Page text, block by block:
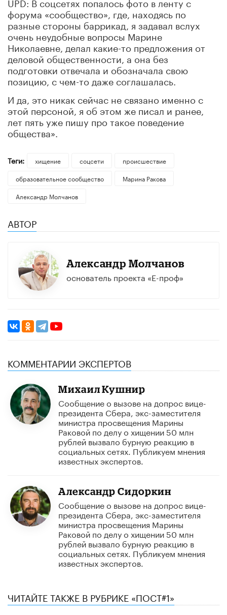
форума «сообщество», где, находясь по
разные стороны баррикад, я задавал вслух
очень неудобные вопросы Марине
Николаевне, делал какие-то предложения от
деловой общественности, а она без
подготовки отвечала и обозначала свою
позицию, с чем-то даже соглашалась.
И да, это никак сейчас не связано именно с
этой персоной, я об этом же писал и ранее,
лет пять уже пишу про такое поведение
общества».
Теги: хищение соцсети
происшествие
образовательное сообщество
Марина Ракова
Александр Молчанов
АВТОР
Александр Молчанов
основатель проекта «Е-проф»
КОММЕНТАРИИ ЭКСПЕРТОВ
Михаил Кушнир
Сообщение о вызове на допрос вице-
президента Сбера, экс-заместителя
министра просвещения Марины
Раковой по делу о хищении 50 млн
рублей вызвало бурную реакцию в
социальных сетях. Публикуем мнения
известных экспертов.
Александр Сидоркин
Сообщение о вызове на допрос вице-
президента Сбера, экс-заместителя
министра просвещения Марины
Раковой по делу о хищении 50 млн
рублей вызвало бурную реакцию в
социальных сетях. Публикуем мнения
известных экспертов.
ЧИТАЙТЕ ТАКЖЕ В РУБРИКЕ «ПОСТ#1»